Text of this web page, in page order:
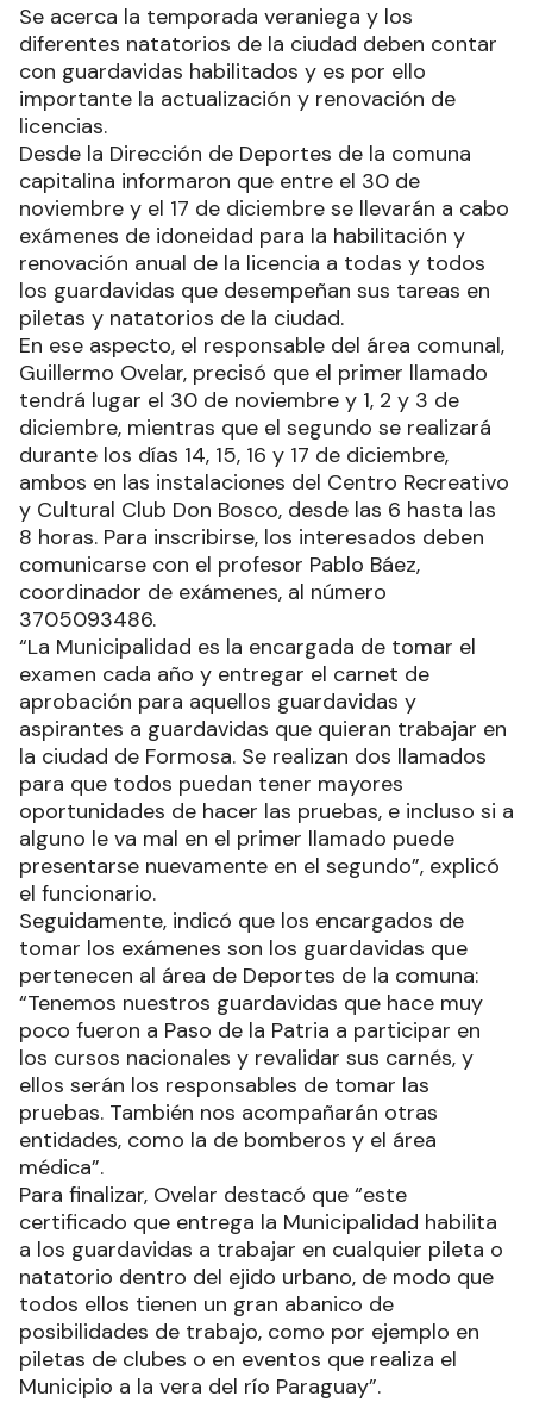
Se acerca la temporada veraniega y los
diferentes natatorios de la ciudad deben contar
con guardavidas habilitados y es por ello
importante la actualización y renovación de
licencias.
Desde la Dirección de Deportes de la comuna
capitalina informaron que entre el 30 de
noviembre y el 17 de diciembre se llevarán a cabo
exámenes de idoneidad para la habilitación y
renovación anual de la licencia a todas y todos
los guardavidas que desempeñan sus tareas en
piletas y natatorios de la ciudad.
En ese aspecto, el responsable del área comunal,
Guillermo Ovelar, precisó que el primer llamado
tendrá lugar el 30 de noviembre y 1, 2 y 3 de
diciembre, mientras que el segundo se realizará
durante los días 14, 15, 16 y 17 de diciembre,
ambos en las instalaciones del Centro Recreativo
y Cultural Club Don Bosco, desde las 6 hasta las
8 horas. Para inscribirse, los interesados deben
comunicarse con el profesor Pablo Báez,
coordinador de exámenes, al número
3705093486.
“La Municipalidad es la encargada de tomar el
examen cada año y entregar el carnet de
aprobación para aquellos guardavidas y
aspirantes a guardavidas que quieran trabajar en
la ciudad de Formosa. Se realizan dos llamados
para que todos puedan tener mayores
oportunidades de hacer las pruebas, e incluso si a
alguno le va mal en el primer llamado puede
presentarse nuevamente en el segundo”, explicó
el funcionario.
Seguidamente, indicó que los encargados de
tomar los exámenes son los guardavidas que
pertenecen al área de Deportes de la comuna:
“Tenemos nuestros guardavidas que hace muy
poco fueron a Paso de la Patria a participar en
los cursos nacionales y revalidar sus carnés, y
ellos serán los responsables de tomar las
pruebas. También nos acompañarán otras
entidades, como la de bomberos y el área
médica”.
Para finalizar, Ovelar destacó que “este
certificado que entrega la Municipalidad habilita
a los guardavidas a trabajar en cualquier pileta o
natatorio dentro del ejido urbano, de modo que
todos ellos tienen un gran abanico de
posibilidades de trabajo, como por ejemplo en
piletas de clubes o en eventos que realiza el
Municipio a la vera del río Paraguay”.